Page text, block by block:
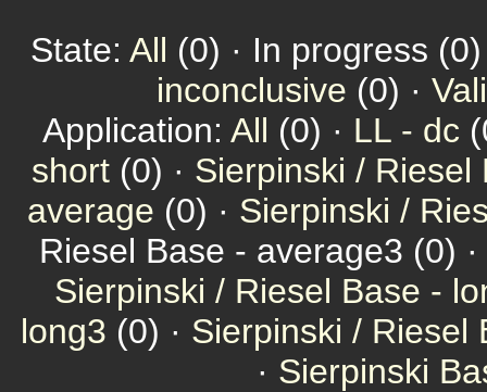
State: All (0) · In progress
inconclusive (0) ·
Application: All (0) · LL - dc
short (0) · Sierpinski / Riesel
average (0) · Sierpinski /
Riesel Base - average3 (0) ·
Sierpinski / Riesel Base -
long3 (0) · Sierpinski / Riesel
· Sierpinski